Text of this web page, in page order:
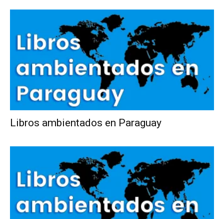
Libros ambientados en Paraguay